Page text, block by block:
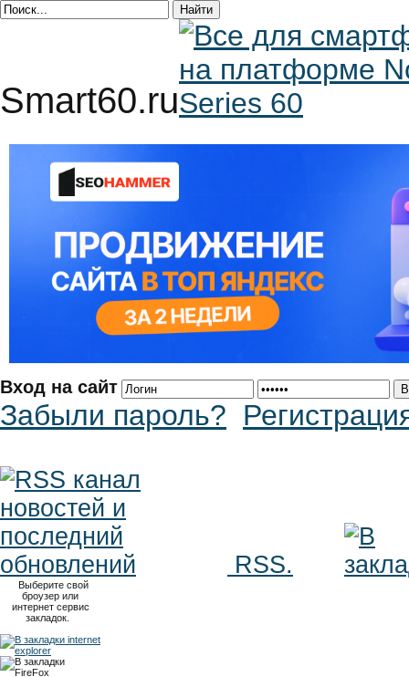
Smart60.ru
Вход на сайт
Забыли пароль?
RSS.
Выберите свой
броузер или
интернет сервис
закладок.